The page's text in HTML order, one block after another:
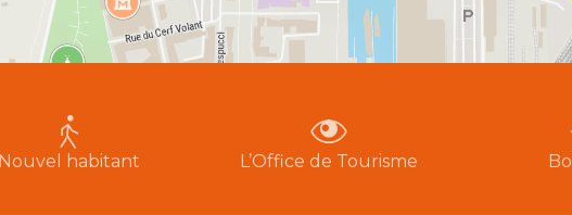
Nouvel habitant L’Office de Tourisme